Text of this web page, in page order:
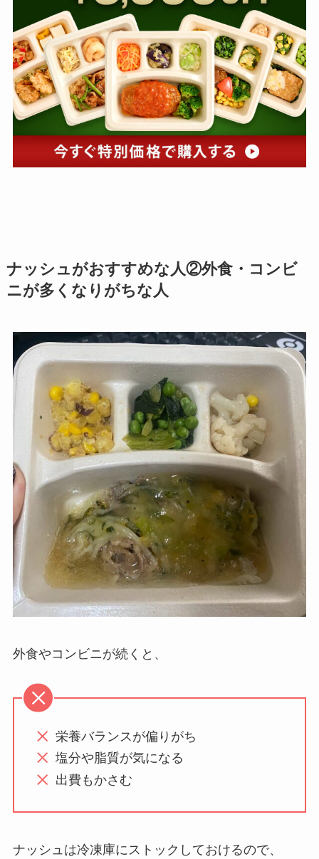
ナッシュがおすすめな人②外食・コンビ
ニが多くなりがちな人
外食やコンビニが続くと、
栄養バランスが偏りがち
塩分や脂質が気になる
出費もかさむ
ナッシュは冷凍庫にストックしておけるので、